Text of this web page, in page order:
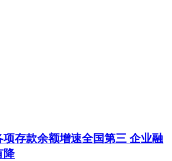
存款余额增速全国第三 企业融
降